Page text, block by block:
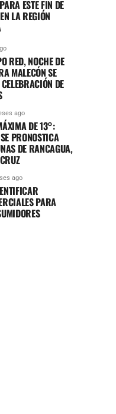
ESTE FIN DE
LA REGIÓN
RED, NOCHE DE
MALECÓN SE
DE
ago
DE 13°:
PRONOSTICA
DE RANCAGUA,
ago
PARA